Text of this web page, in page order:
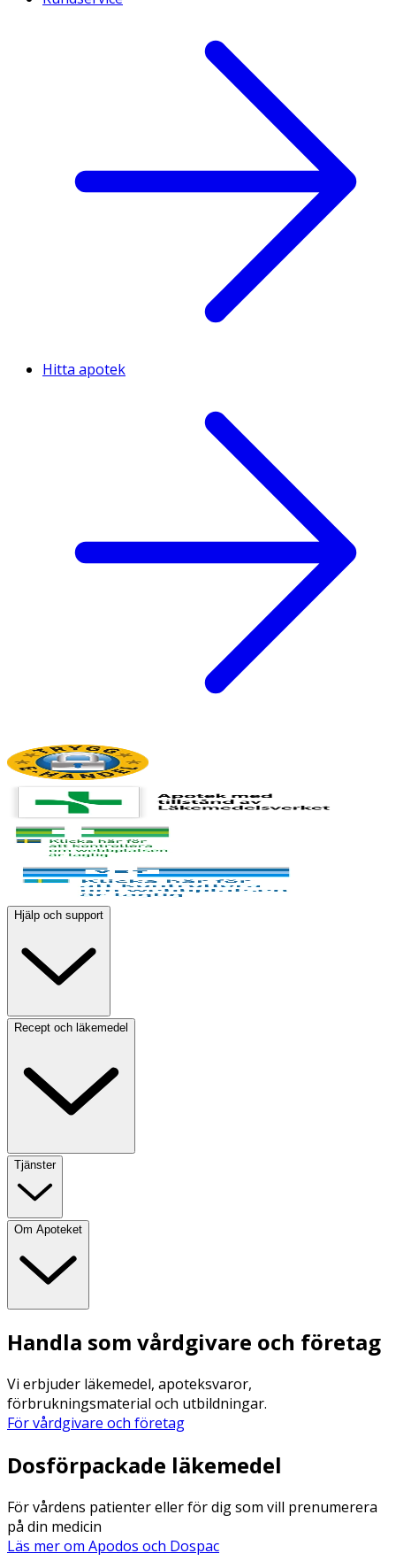
Hitta apotek
Hjälp och support
Recept och läkemedel
Tjänster
Om Apoteket
Handla som vårdgivare och företag
Vi erbjuder läkemedel, apoteksvaror,
förbrukningsmaterial och utbildningar.
För vårdgivare och företag
Dosförpackade läkemedel
För vårdens patienter eller för dig som vill prenumerera
på din medicin
Läs mer om Apodos och Dospac